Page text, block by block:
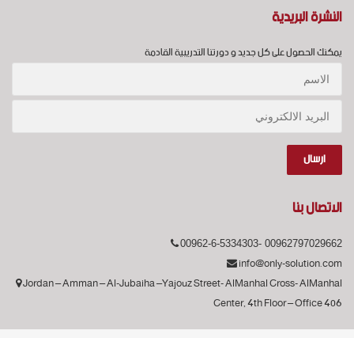
النشرة البريدية
يمكنك الحصول على كل جديد و دورتنا التدريبية القادمة
الاتصال بنا
00962-6-5334303- 00962797029662
info@only-solution.com
Jordan – Amman – Al-Jubaiha –Yajouz Street- AlManhal Cross- AlManhal
Center, 4th Floor – Office 406